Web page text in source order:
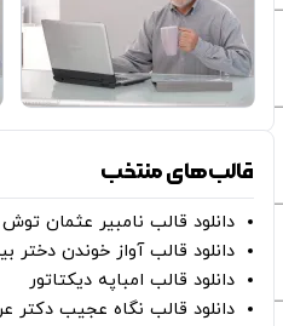
قالب‌های منتخب
دانلود قالب نامبیر عثمان ‌توش
دانلود قالب آواز خوندن دختر
دانلود قالب امباپه دیکتاتور
دانلود قالب نگاه عجیب دکتر